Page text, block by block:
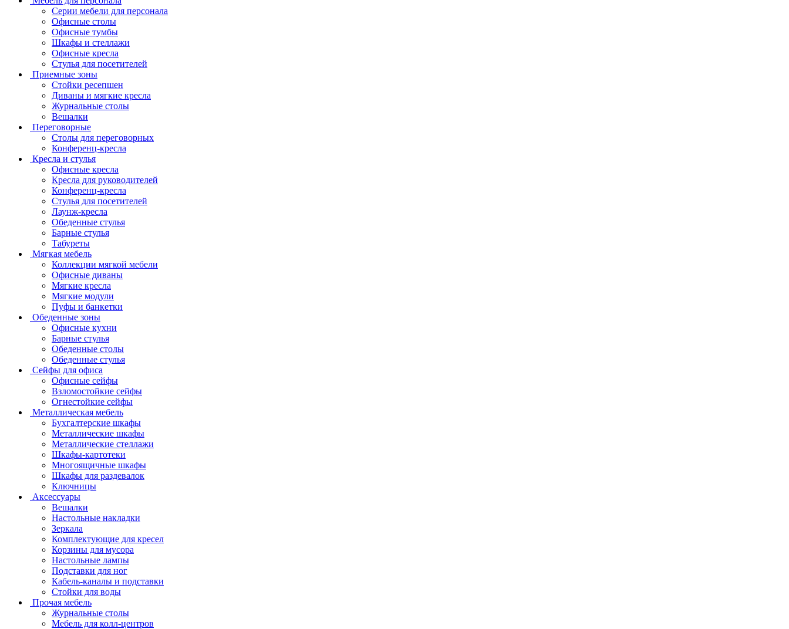
Серии мебели для персонала
Офисные столы
Офисные тумбы
Шкафы и стеллажи
Офисные кресла
Стулья для посетителей
Приемные зоны
Стойки ресепшен
Диваны и мягкие кресла
Журнальные столы
Вешалки
Переговорные
Столы для переговорных
Конференц-кресла
Кресла и стулья
Офисные кресла
Кресла для руководителей
Конференц-кресла
Стулья для посетителей
Лаунж-кресла
Обеденные стулья
Барные стулья
Табуреты
Мягкая мебель
Коллекции мягкой мебели
Офисные диваны
Мягкие кресла
Мягкие модули
Пуфы и банкетки
Обеденные зоны
Офисные кухни
Барные стулья
Обеденные столы
Обеденные стулья
Сейфы для офиса
Офисные сейфы
Взломостойкие сейфы
Огнестойкие сейфы
Металлическая мебель
Бухгалтерские шкафы
Металлические шкафы
Металлические стеллажи
Шкафы-картотеки
Многоящичные шкафы
Шкафы для раздевалок
Ключницы
Аксессуары
Вешалки
Настольные накладки
Зеркала
Комплектующие для кресел
Корзины для мусора
Настольные лампы
Подставки для ног
Кабель-каналы и подставки
Стойки для воды
Прочая мебель
Журнальные столы
Мебель для колл-центров